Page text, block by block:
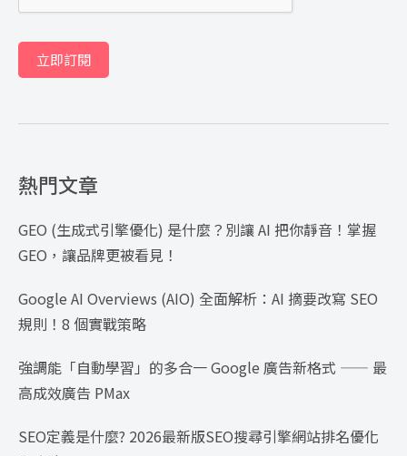
立即訂閱
熱門文章
GEO (生成式引擎優化) 是什麼？別讓 AI 把你靜音！掌握
GEO，讓品牌更被看見！
Google AI Overviews (AIO) 全面解析：AI 摘要改寫 SEO
規則！8 個實戰策略
強調能「自動學習」的多合一 Google 廣告新格式 —— 最
高成效廣告 PMax
SEO定義是什麼? 2026最新版SEO搜尋引擎網站排名優化